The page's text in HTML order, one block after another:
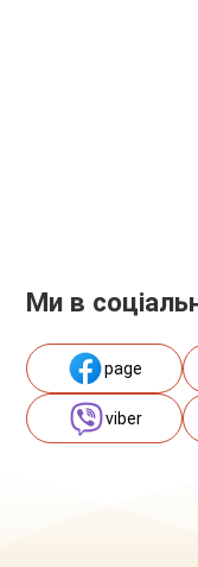
Ми в
page
viber